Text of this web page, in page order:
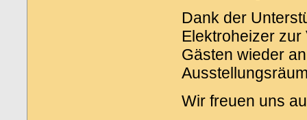
Dank der
Elektroheizer zur
Gästen wieder
Wir freuen uns